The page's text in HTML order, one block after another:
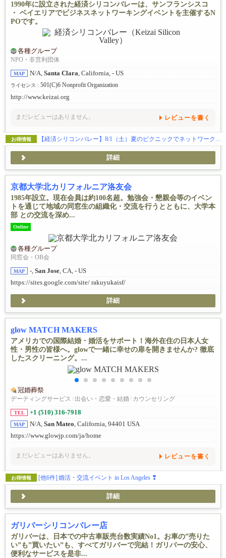
1990年に設立された経済シリコンバレーは、サンフランシスコ
・ ベイエリアでビジネスネットワーキングイベントを主催するN
POです。
各種グループ
NPO・非営利団体
MAP N/A, Santa Clara, California, - US
ライセンス : 501(C)6 Nonprofit Organization
http://www.keizai.org
まだレビューはありません。 レビューを書く
お得情報
詳細
京都大学北カリフォルニア洛友会
1985年設立。現在会員は約100名超。勉強会・懇親会等のイベン
トを通じて地域の同窓生の組織化・交流を行うとともに、大学本
部 との交流を深め...
Online
各種グループ
同窓会・OB会
MAP -, San Jose, CA, - US
https://sites.google.com/site/ rakuyukaisf/
詳細
glow MATCH MAKERS
アメリカでの国際結婚・婚活をサポート！海外在住の日本人女
性・男性の皆様へ。glowで一緒に幸せの扉を開きませんか? 徹底
したスクリーニング。...
冠婚葬祭
デーティングサービス /出会い・恋愛・結婚/ カウンセリング
TEL +1 (510) 316-7918
MAP N/A, San Mateo, California, 94401 USA
https://www.glowjp.com/ja/home
まだレビューはありません。 レビューを書く
お得情報 [他6件] 婚活・交流イベント in Los Angeles ❣
詳細
ガリバーシリコンバレー店
ガリバーは、日本での中古車販売台数実績No1。お車の”売りた
い”も”買いたい”も、すべてガリバーで完結！ガリバーの安心、
便利なサービスを是非...